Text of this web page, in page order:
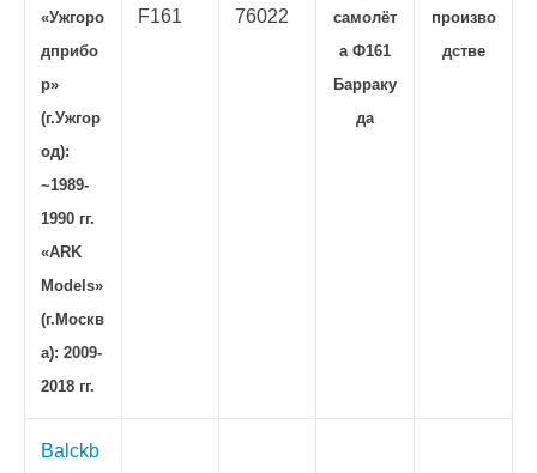
«Ужгоро
дприбо
р»
(г.Ужгор
од):
~1989-
1990 гг.
«ARK
Models»
(г.Москв
а): 2009-
2018 гг.
F161 76022
самолёт
а Ф161
Барраку
да
произво
дстве
Balckb